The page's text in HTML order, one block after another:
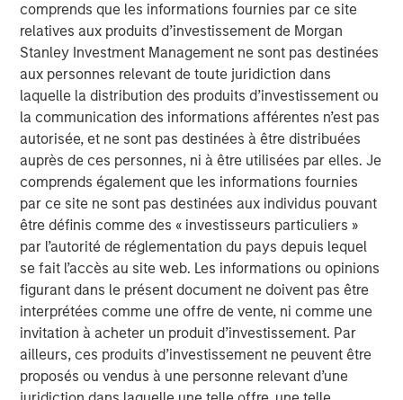
comprends que les informations fournies par ce site
relatives aux produits d’investissement de Morgan
Stanley Investment Management ne sont pas destinées
aux personnes relevant de toute juridiction dans
laquelle la distribution des produits d’investissement ou
la communication des informations afférentes n’est pas
autorisée, et ne sont pas destinées à être distribuées
auprès de ces personnes, ni à être utilisées par elles. Je
comprends également que les informations fournies
par ce site ne sont pas destinées aux individus pouvant
être définis comme des « investisseurs particuliers »
par l’autorité de réglementation du pays depuis lequel
se fait l’accès au site web. Les informations ou opinions
figurant dans le présent document ne doivent pas être
interprétées comme une offre de vente, ni comme une
invitation à acheter un produit d’investissement. Par
ailleurs, ces produits d’investissement ne peuvent être
proposés ou vendus à une personne relevant d’une
Idées liées
TRIMESTRIELLES
The BEAT™ for Q3 2026 - August
CARON’S CORNER
There’s a New Sheriff in Town: Culture
Change at the Fed
TRIMESTRIELLES
The BEAT Video - Q3 2026